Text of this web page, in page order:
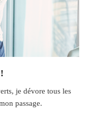
je dévore tous les
passage.